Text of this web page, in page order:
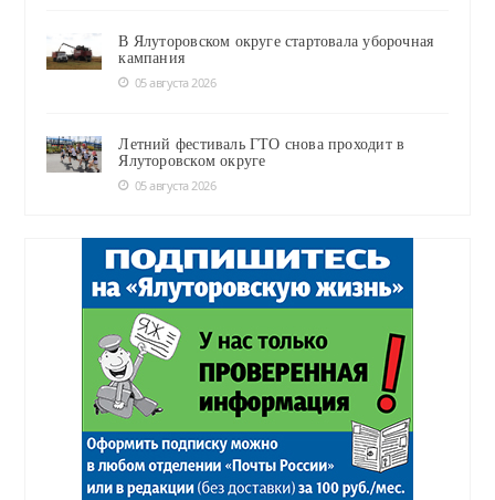
В Ялуторовском округе стартовала уборочная
кампания
05 августа 2026
Летний фестиваль ГТО снова проходит в
Ялуторовском округе
05 августа 2026